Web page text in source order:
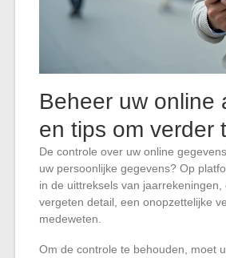
Beheer uw online
en tips om verder
De controle over uw online
uw persoonlijke gegevens? Op
in de uittreksels van
vergeten detail, een onopzettelijke
medeweten.
Om de controle te behouden, moet